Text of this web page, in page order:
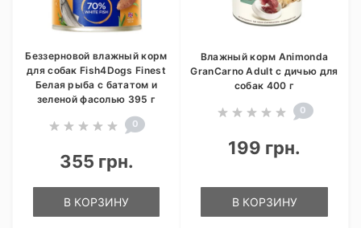
Беззерновой влажный корм
для собак Fish4Dogs Finest
Белая рыба с бататом и
зеленой фасолью 395 г
0
355 грн.
В КОРЗИНУ
Влажный корм Animonda
GranCarno Adult с дичью для
собак 400 г
0
199 грн.
В КОРЗИНУ